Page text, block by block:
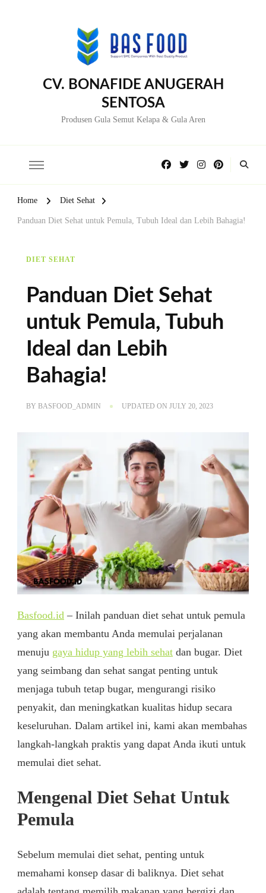
CV. BONAFIDE ANUGERAH
SENTOSA
Produsen Gula Semut Kelapa & Gula Aren
Home Diet Sehat
Panduan Diet Sehat untuk Pemula, Tubuh Ideal dan Lebih Bahagia!
DIET SEHAT
Panduan Diet Sehat
untuk Pemula, Tubuh
Ideal dan Lebih
Bahagia!
BY BASFOOD_ADMIN UPDATED ON JULY 20, 2023
Basfood.id – Inilah panduan diet sehat untuk pemula
yang akan membantu Anda memulai perjalanan
menuju gaya hidup yang lebih sehat dan bugar. Diet
yang seimbang dan sehat sangat penting untuk
menjaga tubuh tetap bugar, mengurangi risiko
penyakit, dan meningkatkan kualitas hidup secara
keseluruhan. Dalam artikel ini, kami akan membahas
langkah-langkah praktis yang dapat Anda ikuti untuk
memulai diet sehat.
Mengenal Diet Sehat Untuk
Pemula
Sebelum memulai diet sehat, penting untuk
memahami konsep dasar di baliknya. Diet sehat